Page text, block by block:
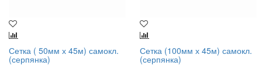
Сетка ( 50мм х 45м) самокл.
(серпянка)
Сетка (100мм х 45м) самокл.
(серпянка)